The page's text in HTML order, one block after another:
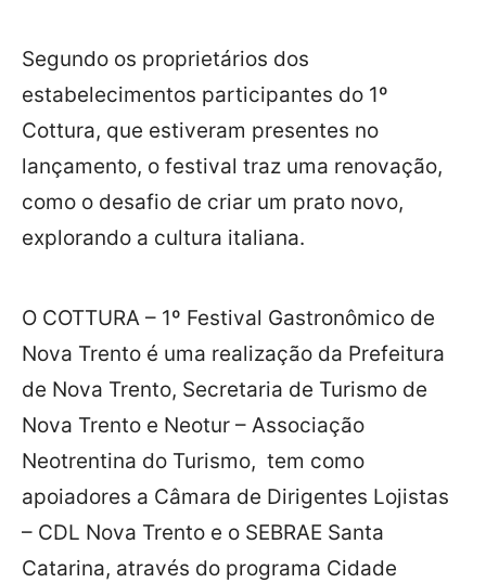
Segundo os proprietários dos
estabelecimentos participantes do 1º
Cottura, que estiveram presentes no
lançamento, o festival traz uma renovação,
como o desafio de criar um prato novo,
explorando a cultura italiana.
O COTTURA – 1º Festival Gastronômico de
Nova Trento é uma realização da Prefeitura
de Nova Trento, Secretaria de Turismo de
Nova Trento e Neotur – Associação
Neotrentina do Turismo, tem como
apoiadores a Câmara de Dirigentes Lojistas
– CDL Nova Trento e o SEBRAE Santa
Catarina, através do programa Cidade